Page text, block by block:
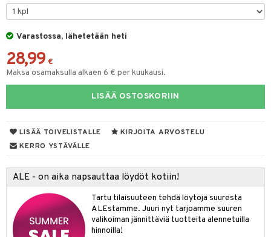
Varastossa, lähetetään heti
28,99 €
Maksa osamaksulla alkaen 6 € per kuukausi.
LISÄÄ OSTOSKORIIN
LISÄÄ TOIVELISTALLE
KIRJOITA ARVOSTELU
KERRO YSTÄVÄLLE
ALE - on aika napsauttaa löydöt kotiin!
Tartu tilaisuuteen tehdä löytöjä suuresta
ALEstamme. Juuri nyt tarjoamme suuren
valikoiman jännittäviä tuotteita alennetuilla
hinnoilla!
& Vihannesveitset
& Korit
tekstiilit
tekstiilit
& Peitot
& vastauksia